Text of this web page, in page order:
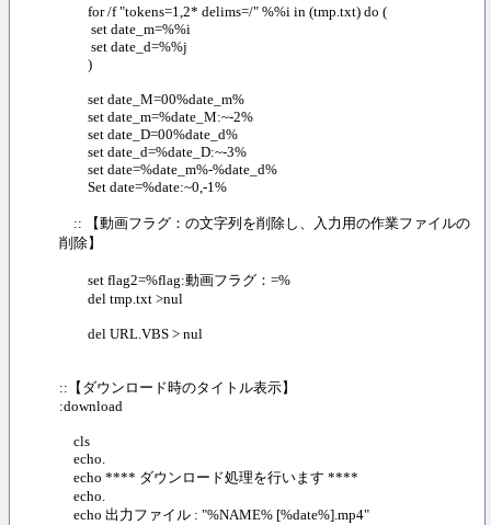
for /f "tokens=1,2* delims=/" %%i in (tmp.txt) do (
set date_m=%%i
set date_d=%%j
)
set date_M=00%date_m%
set date_m=%date_M:~-2%
set date_D=00%date_d%
set date_d=%date_D:~-3%
set date=%date_m%-%date_d%
Set date=%date:~0,-1%
:: 【動画フラグ：の文字列を削除し、入力用の作業ファイルの
削除】
set flag2=%flag:動画フラグ：=%
del tmp.txt >nul
del URL.VBS > nul
::【ダウンロード時のタイトル表示】
:download
cls
echo.
echo **** ダウンロード処理を行います ****
echo.
echo 出力ファイル : "%NAME% [%date%].mp4"